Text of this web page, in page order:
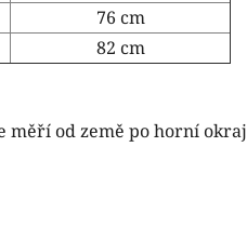
76 cm
82 cm
měří od země po horní okraj